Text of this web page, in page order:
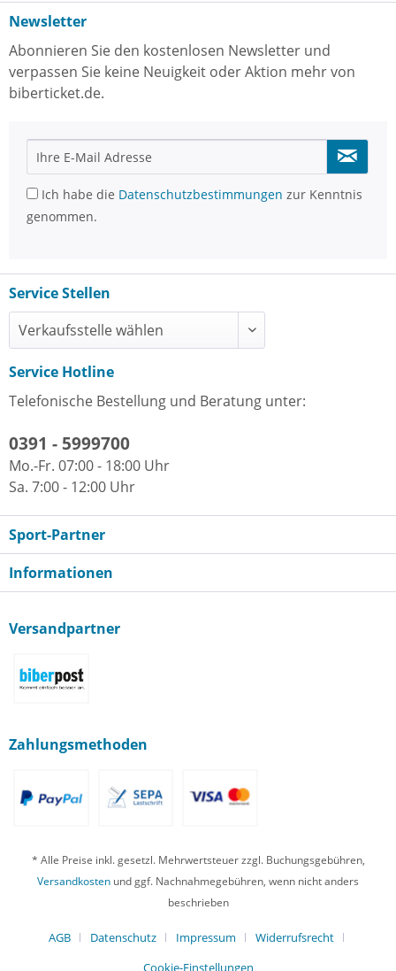
Newsletter
Abonnieren Sie den kostenlosen Newsletter und
verpassen Sie keine Neuigkeit oder Aktion mehr von
biberticket.de.
Ich habe die Datenschutzbestimmungen zur Kenntnis
genommen.
Service Stellen
Service Hotline
Telefonische Bestellung und Beratung unter:
0391 - 5999700
Mo.-Fr. 07:00 - 18:00 Uhr
Sa. 7:00 - 12:00 Uhr
Sport-Partner
Informationen
Versandpartner
Zahlungsmethoden
* Alle Preise inkl. gesetzl. Mehrwertsteuer zzgl. Buchungsgebühren,
Versandkosten und ggf. Nachnahmegebühren, wenn nicht anders
beschrieben
AGB Datenschutz Impressum
Widerrufsrecht
Cookie-Einstellungen